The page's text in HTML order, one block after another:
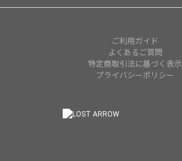
ご利用ガイド
よくあるご質問
特定商取引法に基づく表示
プライバシーポリシー